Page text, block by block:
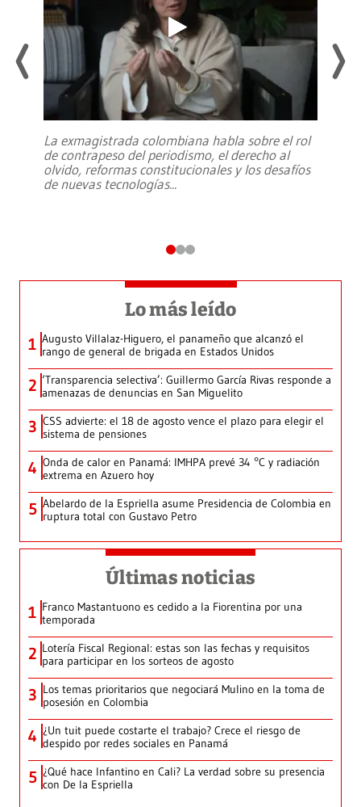
La exmagistrada colombiana habla sobre el rol
de contrapeso del periodismo, el derecho al
olvido, reformas constitucionales y los desafíos
de nuevas tecnologías...
Lo más leído
1 Augusto Villalaz-Higuero, el panameño que alcanzó el
rango de general de brigada en Estados Unidos
2 ‘Transparencia selectiva’: Guillermo García Rivas responde a
amenazas de denuncias en San Miguelito
3 CSS advierte: el 18 de agosto vence el plazo para elegir el
sistema de pensiones
4 Onda de calor en Panamá: IMHPA prevé 34 °C y radiación
extrema en Azuero hoy
5 Abelardo de la Espriella asume Presidencia de Colombia en
ruptura total con Gustavo Petro
Últimas noticias
1 Franco Mastantuono es cedido a la Fiorentina por una
temporada
2 Lotería Fiscal Regional: estas son las fechas y requisitos
para participar en los sorteos de agosto
3 Los temas prioritarios que negociará Mulino en la toma de
posesión en Colombia
4 ¿Un tuit puede costarte el trabajo? Crece el riesgo de
despido por redes sociales en Panamá
5 ¿Qué hace Infantino en Cali? La verdad sobre su presencia
con De la Espriella